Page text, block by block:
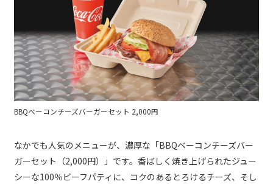
BBQベーコンチーズバーガーセット 2,000円
なかでも人気のメニューが、濃厚な「BBQベーコンチーズバー
ガーセット（2,000円）」です。香ばしく焼き上げられたジュー
シーな100％ビーフパティに、コクのあるとろけるチーズ、そし